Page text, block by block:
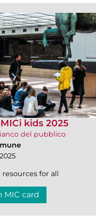
kids 2025
del pubblico
for all
MIC card